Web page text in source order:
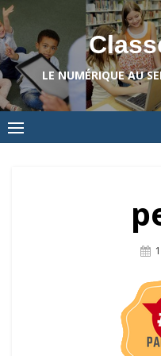
Skip
to
content
LE NUMÉRIQUE AU